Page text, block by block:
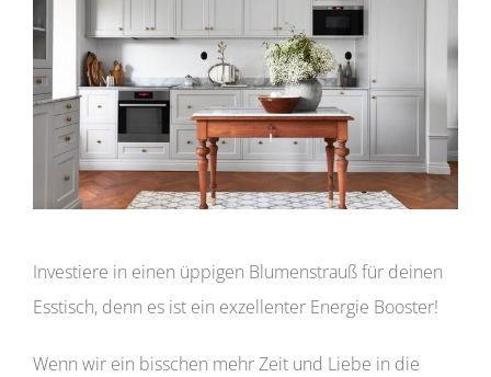
Investiere in einen üppigen Blumenstrauß für deinen
Esstisch, denn es ist ein exzellenter Energie Booster!
Wenn wir ein bisschen mehr Zeit und Liebe in die